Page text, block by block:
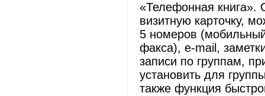
«Телефонная книга».
визитную карточку,
5 номеров
факса), e-mail,
записи по группам,
установить для
также функция